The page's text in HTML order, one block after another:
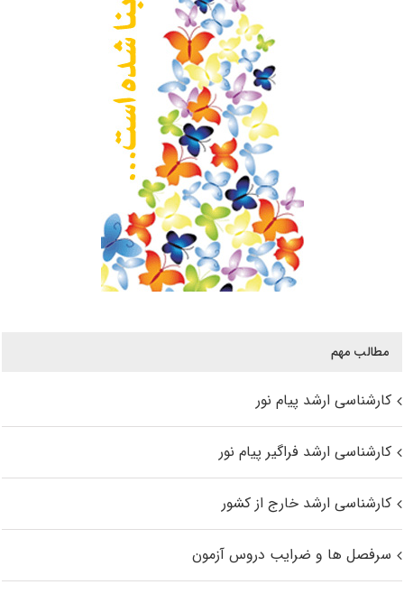
مطالب مهم
کارشناسی ارشد پیام نور
کارشناسی ارشد فراگیر پیام نور
کارشناسی ارشد خارج از کشور
سرفصل ها و ضرایب دروس آزمون